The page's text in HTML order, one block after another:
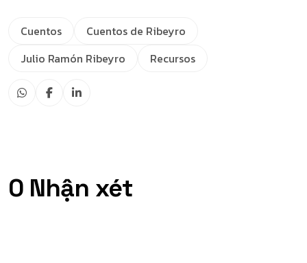
Cuentos
Cuentos de Ribeyro
Julio Ramón Ribeyro
Recursos
0 Nhận xét